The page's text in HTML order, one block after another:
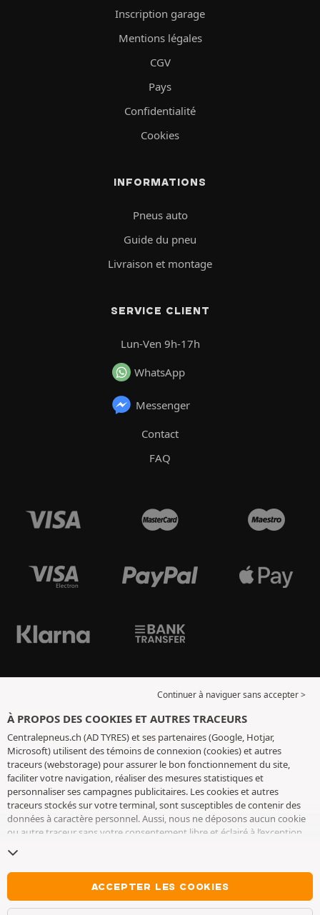
Inscription garage
Mentions légales
CGV
Pays
Confidentialité
Cookies
INFORMATIONS
Pneus auto
Guide du pneu
Livraison et montage
SERVICE CLIENT
Lun-Ven 9h-17h
WhatsApp
Messenger
Contact
FAQ
Continuer à naviguer sans accepter >
À PROPOS DES COOKIES ET AUTRES TRACEURS
Centralepneus.ch (AD TYRES) et ses partenaires (Google, Hotjar,
Microsoft) utilisent des témoins de connexion (cookies) et autres
traceurs (webstorage) pour assurer le bon fonctionnement du site,
faciliter votre navigation, réaliser des mesures statistiques et
personnaliser ses campagnes publicitaires. Les cookies et autres
traceurs stockés sur votre terminal, sont susceptibles de contenir des
données à caractère personnel. Aussi, nous ne déposons aucun cookie
ou autre traceur sans votre consentement libre et éclairé à l’exception
conservons votre choix pendant 6 mois. Vous pouvez retirer votre
consentement à tout moment en vous rendant sur lapage cookies et
. Vous pouvez choisir de continuer à naviguer sans
accepter le dépôt de cookies ou autres traceurs. Le refus ne fait pas
ACCEPTER LES COOKIES